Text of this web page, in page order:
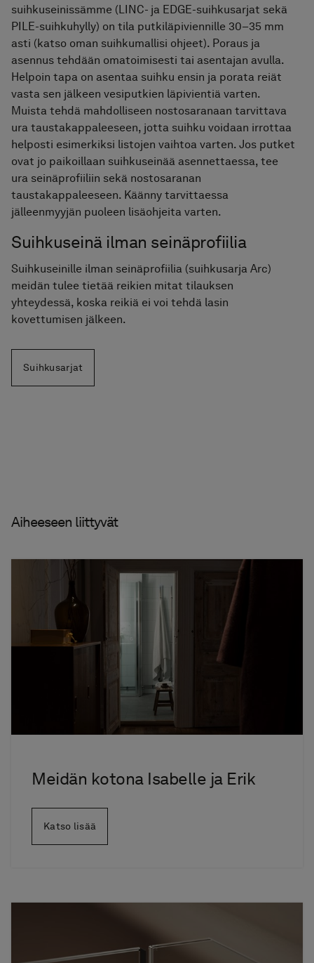
suihkuseinissämme (LINC- ja EDGE-suihkusarjat sekä
PILE-suihkuhylly) on tila putkiläpiviennille 30–35 mm
asti (katso oman suihkumallisi ohjeet). Poraus ja
asennus tehdään omatoimisesti tai asentajan avulla.
Helpoin tapa on asentaa suihku ensin ja porata reiät
vasta sen jälkeen vesiputkien läpivientiä varten.
Muista tehdä mahdolliseen nostosaranaan tarvittava
ura taustakappaleeseen, jotta suihku voidaan irrottaa
helposti esimerkiksi listojen vaihtoa varten. Jos putket
ovat jo paikoillaan suihkuseinää asennettaessa, tee
ura seinäprofiiliin sekä nostosaranan
taustakappaleeseen. Käänny tarvittaessa
jälleenmyyjän puoleen lisäohjeita varten.
Suihkuseinä ilman seinäprofiilia
Suihkuseinille ilman seinäprofiilia (suihkusarja Arc)
meidän tulee tietää reikien mitat tilauksen
yhteydessä, koska reikiä ei voi tehdä lasin
kovettumisen jälkeen.
Suihkusarjat
Aiheeseen liittyvät
Meidän kotona Isabelle ja Erik
Katso lisää